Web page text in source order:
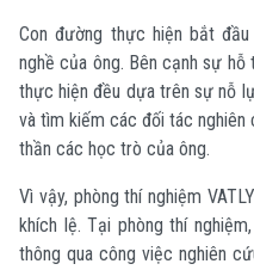
Con đường thực hiện bắt
nghề của ông. Bên cạnh sự
thực hiện đều dựa trên sự nỗ
và tìm kiếm các đối tác
thần các học trò của ông.
Vì vậy, phòng thí nghiệm
khích lệ. Tại phòng thí
thông qua công việc nghiên